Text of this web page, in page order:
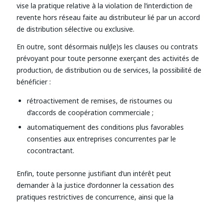
vise la pratique relative à la violation de l’interdiction de
revente hors réseau faite au distributeur lié par un accord
de distribution sélective ou exclusive.
En outre, sont désormais nul(le)s les clauses ou contrats
prévoyant pour toute personne exerçant des activités de
production, de distribution ou de services, la possibilité de
bénéficier :
rétroactivement de remises, de ristournes ou
d’accords de coopération commerciale ;
automatiquement des conditions plus favorables
consenties aux entreprises concurrentes par le
cocontractant.
Enfin, toute personne justifiant d’un intérêt peut
demander à la justice d’ordonner la cessation des
pratiques restrictives de concurrence, ainsi que la